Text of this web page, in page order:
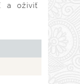
a oživiť